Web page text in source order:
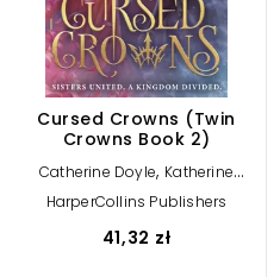
Cursed Crowns (Twin
Crowns Book 2)
Catherine Doyle, Katherine
Webber
HarperCollins Publishers
41,32 zł